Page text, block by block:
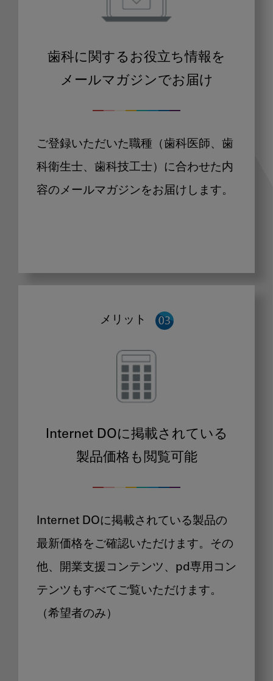
歯科に関するお役立ち情報を
メールマガジンでお届け
ご登録いただいた職種（歯科医師、歯
科衛生士、歯科技工士）に合わせた内
容のメールマガジンをお届けします。
メリット
Internet DOに掲載されている
製品価格も閲覧可能
Internet DOに掲載されている製品の
最新価格をご確認いただけます。その
他、開業支援コンテンツ、pd専用コン
テンツもすべてご覧いただけます。
（希望者のみ）